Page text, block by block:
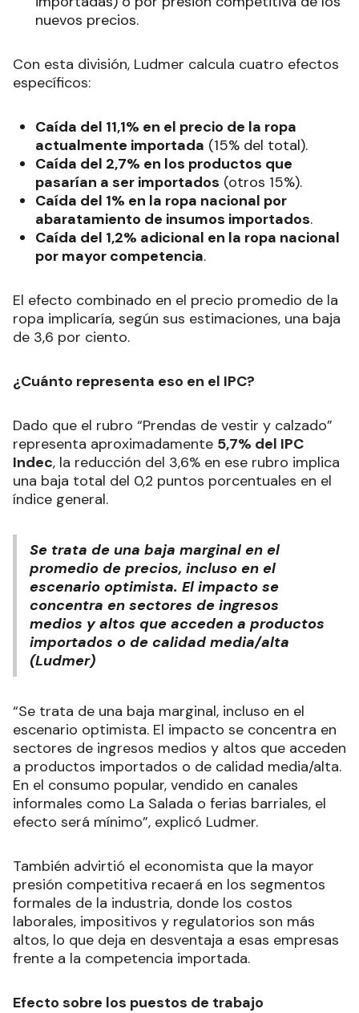
nuevos precios.
Con esta división, Ludmer calcula cuatro efectos
específicos:
Caída del 11,1% en el precio de la ropa
actualmente importada (15% del total).
Caída del 2,7% en los productos que
pasarían a ser importados (otros 15%).
Caída del 1% en la ropa nacional por
abaratamiento de insumos importados.
Caída del 1,2% adicional en la ropa nacional
por mayor competencia.
El efecto combinado en el precio promedio de la
ropa implicaría, según sus estimaciones, una baja
de 3,6 por ciento.
¿Cuánto representa eso en el IPC?
Dado que el rubro “Prendas de vestir y calzado”
representa aproximadamente 5,7% del IPC
Indec, la reducción del 3,6% en ese rubro implica
una baja total del 0,2 puntos porcentuales en el
índice general.
Se trata de una baja marginal en el
promedio de precios, incluso en el
escenario optimista. El impacto se
concentra en sectores de ingresos
medios y altos que acceden a productos
importados o de calidad media/alta
(Ludmer)
“Se trata de una baja marginal, incluso en el
escenario optimista. El impacto se concentra en
sectores de ingresos medios y altos que acceden
a productos importados o de calidad media/alta.
En el consumo popular, vendido en canales
informales como La Salada o ferias barriales, el
efecto será mínimo”, explicó Ludmer.
También advirtió el economista que la mayor
presión competitiva recaerá en los segmentos
formales de la industria, donde los costos
laborales, impositivos y regulatorios son más
altos, lo que deja en desventaja a esas empresas
frente a la competencia importada.
Efecto sobre los puestos de trabajo